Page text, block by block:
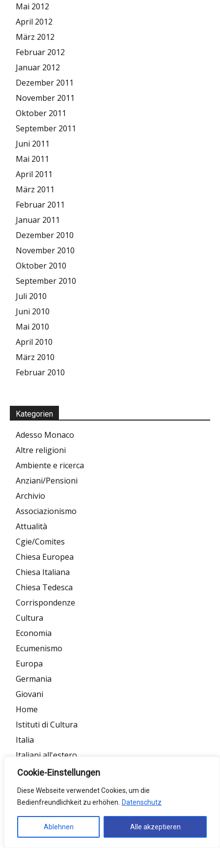
Cookie-Einstellungen
Diese Webseite verwendet Cookies, um die
Bedienfreundlichkeit zu erhöhen.
Datenschutz
Ablehnen Alle akzeptieren
Mai 2012
April 2012
März 2012
Februar 2012
Januar 2012
Dezember 2011
November 2011
Oktober 2011
September 2011
Juni 2011
Mai 2011
April 2011
März 2011
Februar 2011
Januar 2011
Dezember 2010
November 2010
Oktober 2010
September 2010
Juli 2010
Juni 2010
Mai 2010
April 2010
März 2010
Februar 2010
Kategorien
Adesso Monaco
Altre religioni
Ambiente e ricerca
Anziani/Pensioni
Archivio
Associazionismo
Attualità
Cgie/Comites
Chiesa Europea
Chiesa Italiana
Chiesa Tedesca
Corrispondenze
Cultura
Economia
Ecumenismo
Europa
Germania
Giovani
Home
Istituti di Cultura
Italia
Italiani all'estero
Italiani in Europa
Italiani in Germania
Letteratura
Manifestazioni
Ministero Esteri